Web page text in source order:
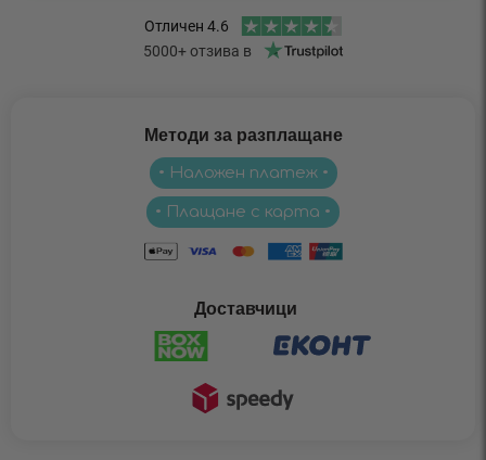
Методи за разплащане
• Наложен платеж •
• Плащане с карта •
Доставчици